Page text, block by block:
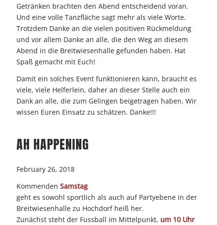
Getränken brachten den Abend entscheidend voran.
Und eine volle Tanzfläche sagt mehr als viele Worte.
Trotzdem Danke an die vielen positiven Rückmeldung
und vor allem Danke an alle, die den Weg an diesem
Abend in die Breitwiesenhalle gefunden haben. Hat
Spaß gemacht mit Euch!
Damit ein solches Event funktionieren kann, braucht es
viele, viele Helferlein, daher an dieser Stelle auch ein
Dank an alle, die zum Gelingen beigetragen haben. Wir
wissen Euren Einsatz zu schätzen. Danke!!!
AH HAPPENING
February 26, 2018
Kommenden Samstag
geht es sowohl sportlich als auch auf Partyebene in der
Breitwiesenhalle zu Hochdorf heiß her.
Zunächst steht der Fussball im Mittelpunkt, um 10 Uhr